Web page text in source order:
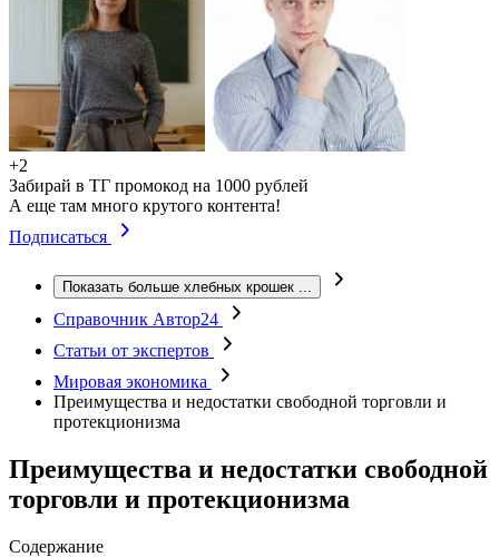
+2
Забирай в ТГ промокод на 1000 рублей
А еще там много крутого контента!
Подписаться
Показать больше хлебных крошек ...
Справочник Автор24
Статьи от экспертов
Мировая экономика
Преимущества и недостатки свободной торговли и
протекционизма
Преимущества и недостатки свободной
торговли и протекционизма
Содержание